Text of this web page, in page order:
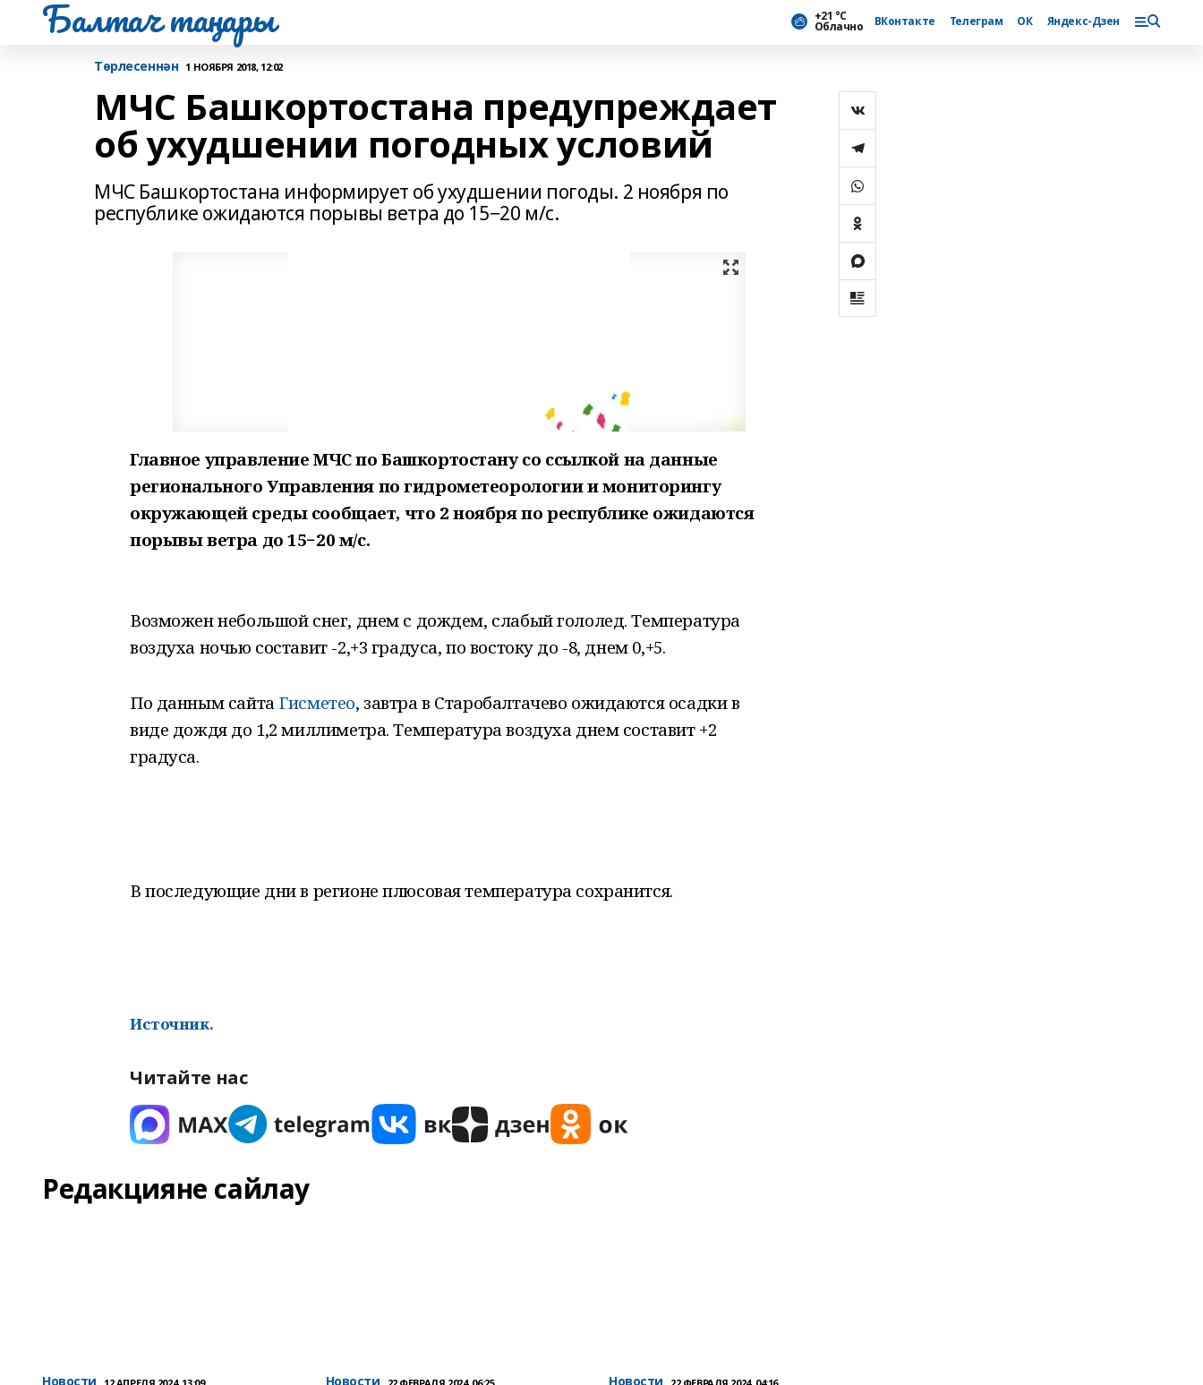
Балтач таңнары +21 °С
Облачно ВКонтакте Телеграм ОК Яндекс-Дзен
Tөрлесеннән 1 НОЯБРЯ 2018, 12:02
МЧС Башкортостана предупреждает
об ухудшении погодных условий
МЧС Башкортостана информирует об ухудшении погоды. 2 ноября по
республике ожидаются порывы ветра до 15−20 м/с.
Главное управление МЧС по Башкортостану со ссылкой на данные
регионального Управления по гидрометеорологии и мониторингу
окружающей среды сообщает, что 2 ноября по республике ожидаются
порывы ветра до 15−20 м/с.
Возможен небольшой снег, днем с дождем, слабый гололед. Температура
воздуха ночью составит -2,+3 градуса, по востоку до -8, днем 0,+5.
По данным сайта Гисметео, завтра в Старобалтачево ожидаются осадки в
виде дождя до 1,2 миллиметра. Температура воздуха днем составит +2
градуса.
В последующие дни в регионе плюсовая температура сохранится.
Источник.
Читайте нас
Редакцияне сайлау
Новости Новости Новости